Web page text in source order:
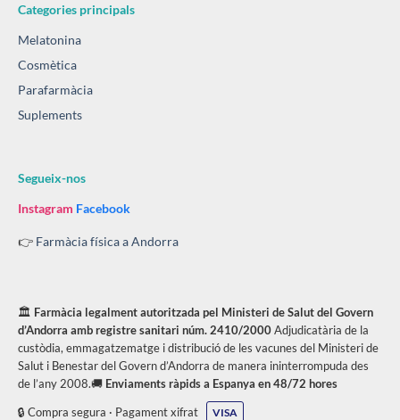
Categories principals
Melatonina
Cosmètica
Parafarmàcia
Suplements
Segueix-nos
Instagram Facebook
👉 Farmàcia física a Andorra
🏛️ Farmàcia legalment autoritzada pel Ministeri de Salut del Govern
d’Andorra amb registre sanitari núm. 2410/2000Adjudicatària de la
custòdia, emmagatzematge i distribució de les vacunes del Ministeri de
Salut i Benestar del Govern d’Andorra de manera ininterrompuda des
de l’any 2008.🚚 Enviaments ràpids a Espanya en 48/72 hores
🔒 Compra segura · Pagament xifrat
VISA